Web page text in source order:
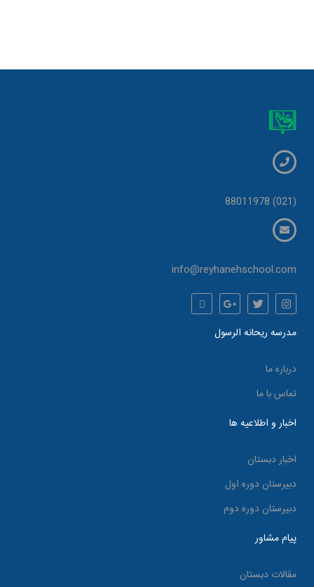
(021) 88011978
info@reyhanehschool.com
مدرسه ریحانه الرسول
درباره ما
تماس با ما
اخبار و اطلاعیه ها
اخبار دبستان
دبیرستان دوره اول
دبیرستان دوره دوم
پیام مشاور
مقالات دبستان